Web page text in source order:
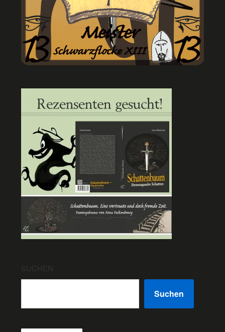
SUCHEN
Suchen